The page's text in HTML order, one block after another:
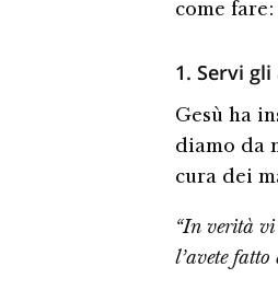
come fare:
1. Servi
Gesù ha
diamo da
cura dei
“In verità
l’avete